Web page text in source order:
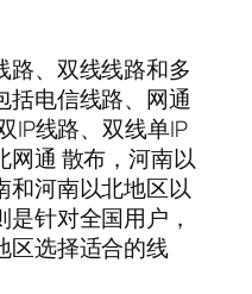
路、双线线路和多
括电信线路、网通
IP线路、双线单IP
网通 散布，河南以
和河南以北地区以
针对全国用户，
区选择适合的线